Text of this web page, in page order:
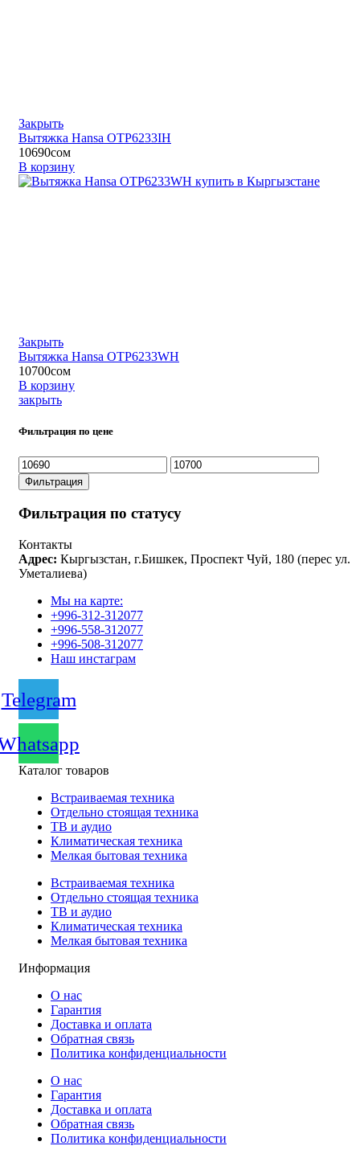
закрыть
Фильтрация по цене
Минимальная
цена
Максимальная
цена
Фильтрация
Фильтрация по статусу
Закрыть
Вытяжка Hansa OTP6233IH
10690сом
В корзину
Закрыть
Вытяжка Hansa OTP6233WH
10700сом
В корзину
Контакты
Адрес: Кыргызстан, г.Бишкек, Проспект Чуй, 180 (перес ул.
Уметалиева)
Мы на карте:
+996-312-312077
+996-558-312077
+996-508-312077
Наш инстаграм
Telegram
Каталог товаров
Встраиваемая техника
Отдельно стоящая техника
ТВ и аудио
Климатическая техника
Мелкая бытовая техника
Встраиваемая техника
Отдельно стоящая техника
ТВ и аудио
Климатическая техника
Мелкая бытовая техника
Информация
О нас
Гарантия
Доставка и оплата
Обратная связь
Политика конфиденциальности
О нас
Гарантия
Доставка и оплата
Обратная связь
Политика конфиденциальности